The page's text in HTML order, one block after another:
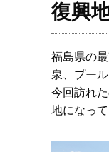
復興
福島県の
泉、プー
今回訪れ
地になって